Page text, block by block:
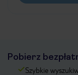
Pobierz
Szybkie